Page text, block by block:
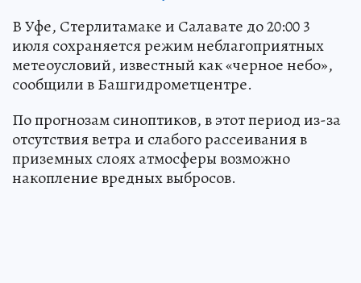
В Уфе, Стерлитамаке и Салавате до 20:00 3
июля сохраняется режим неблагоприятных
метеоусловий, известный как «черное небо»,
сообщили в Башгидрометцентре.
По прогнозам синоптиков, в этот период из-за
отсутствия ветра и слабого рассеивания в
приземных слоях атмосферы возможно
накопление вредных выбросов.